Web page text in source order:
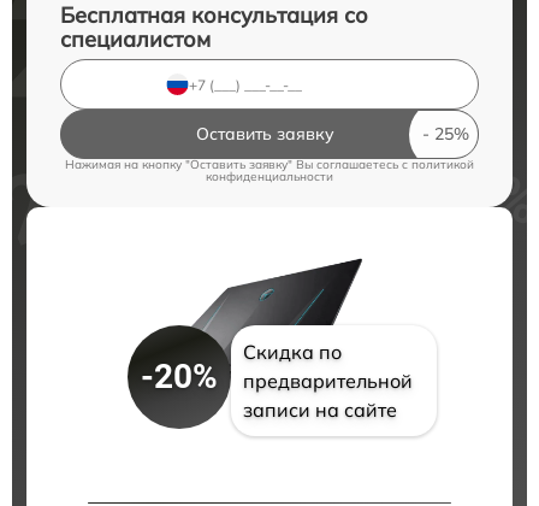
Бесплатная консультация со
специалистом
Оставить заявку
Нажимая на кнопку "Оставить заявку" Вы соглашаетесь cполитикой
конфиденциальности
-20%
Скидка по
предварительной
записи на сайте